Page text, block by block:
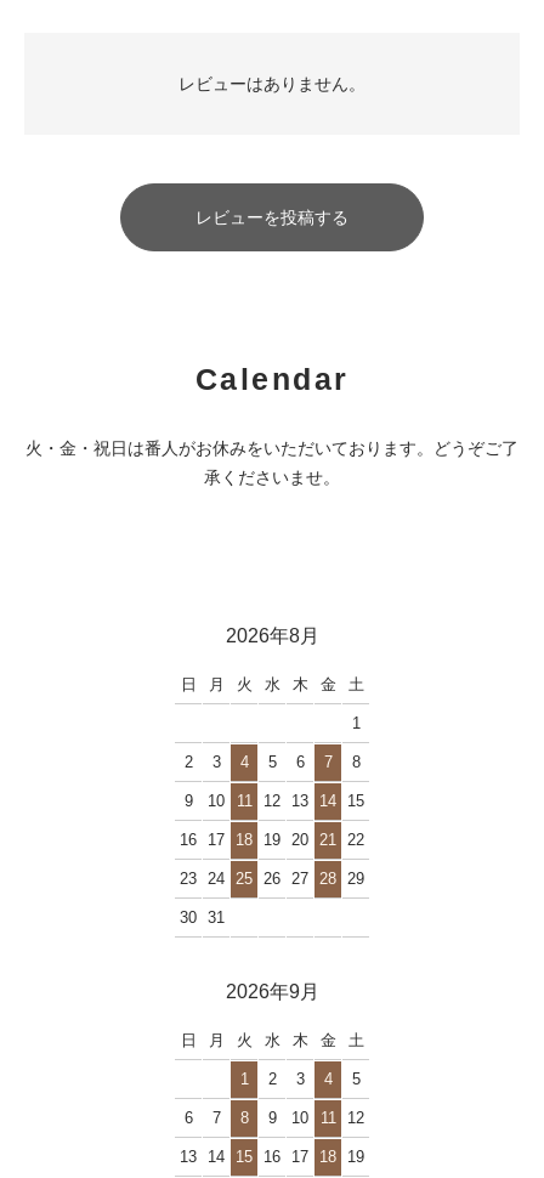
レビューはありません。
レビューを投稿する
Calendar
火・金・祝日は番人がお休みをいただいております。どうぞご了
承くださいませ。
2026年8月
日 月 火 水 木 金 土
1
2 3 4 5 6 7 8
9 10 11 12 13 14 15
16 17 18 19 20 21 22
23 24 25 26 27 28 29
30 31
2026年9月
日 月 火 水 木 金 土
1 2 3 4 5
6 7 8 9 10 11 12
13 14 15 16 17 18 19